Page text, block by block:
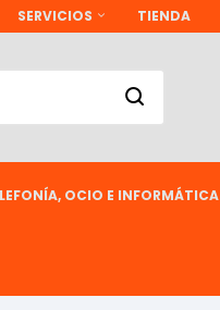
SERVICIOS TIENDA
OCIO E INFORMÁTICA